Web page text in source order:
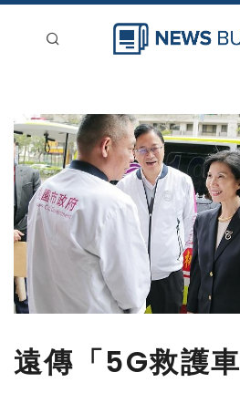
新聞稿分類
登入
刊登
遠傳「5G救護